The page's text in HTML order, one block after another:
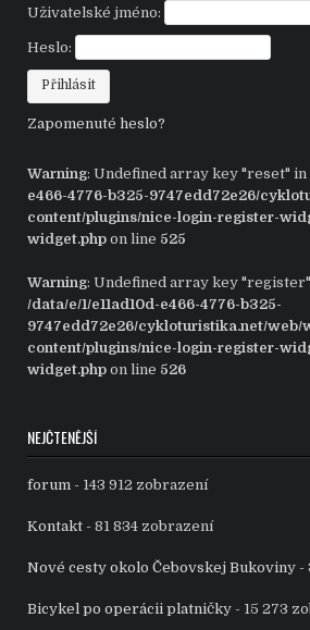
Uživatelské jméno:
Heslo:
Zapomenuté heslo?
Warning: Undefined array key "reset" in
e466-4776-b325-9747edd72e26/
content/plugins/nice-login-register-
widget.php on line 525
Warning: Undefined array key
/data/e/1/e11ad10d-e466-4776-b325-
9747edd72e26/cykloturistika.net/web/
content/plugins/nice-login-register-
widget.php on line 526
NEJČTENĚJŠÍ
forum - 143 912 zobrazení
Kontakt - 81 834 zobrazení
Nové cesty okolo Čebovskej Bukoviny -
Bicykel po operácii platničky - 15 273